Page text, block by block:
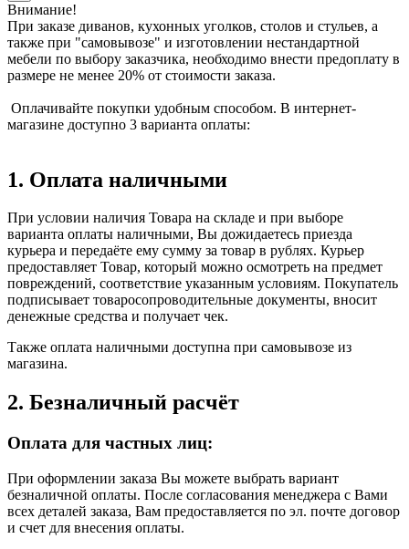
Внимание!
При заказе диванов, кухонных уголков, столов и стульев, а
также при "самовывозе" и изготовлении нестандартной
мебели по выбору заказчика, необходимо внести предоплату в
размере не менее 20% от стоимости заказа.
Оплачивайте покупки удобным способом. В интернет-
магазине доступно 3 варианта оплаты:
1. Оплата наличными
При условии наличия Товара на складе и при выборе
варианта оплаты наличными, Вы дожидаетесь приезда
курьера и передаёте ему сумму за товар в рублях. Курьер
предоставляет Товар, который можно осмотреть на предмет
повреждений, соответствие указанным условиям. Покупатель
подписывает товаросопроводительные документы, вносит
денежные средства и получает чек.
Также оплата наличными доступна при самовывозе из
магазина.
2. Безналичный расчёт
Оплата для частных лиц:
При оформлении заказа Вы можете выбрать вариант
безналичной оплаты. После согласования менеджера с Вами
всех деталей заказа, Вам предоставляется по эл. почте договор
и счет для внесения оплаты.